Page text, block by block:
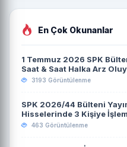
En Çok Okunanlar
1 Temmuz 2026 SPK
Saat & Saat Halka Arz
3193 Görüntülenme
SPK 2026/44 Bülteni
Hisselerinde 3 Kişiye İşlem
463 Görüntülenme